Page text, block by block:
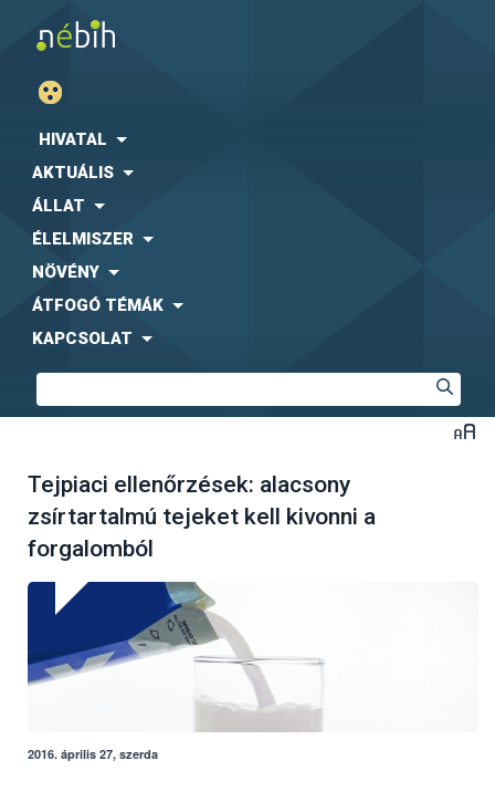
HIVATAL
AKTUÁLIS
ÁLLAT
ÉLELMISZER
NÖVÉNY
ÁTFOGÓ TÉMÁK
KAPCSOLAT
Tejpiaci ellenőrzések: alacsony
zsírtartalmú tejeket kell kivonni a
forgalomból
2016. április 27, szerda